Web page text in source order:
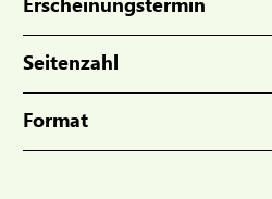
Seitenzahl
Format